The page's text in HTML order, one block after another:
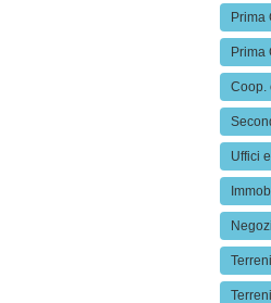
Prima
Prima
Coop.
Uffici